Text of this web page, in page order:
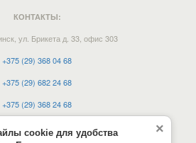
КОНТАКТЫ:
ул. Брикета д. 33, офис 303
+375 (29) 368 04 68
+375 (29) 682 24 68
+375 (29) 368 24 68
e-mail:
vdmn12@mail.ru ×
cookie для удобства